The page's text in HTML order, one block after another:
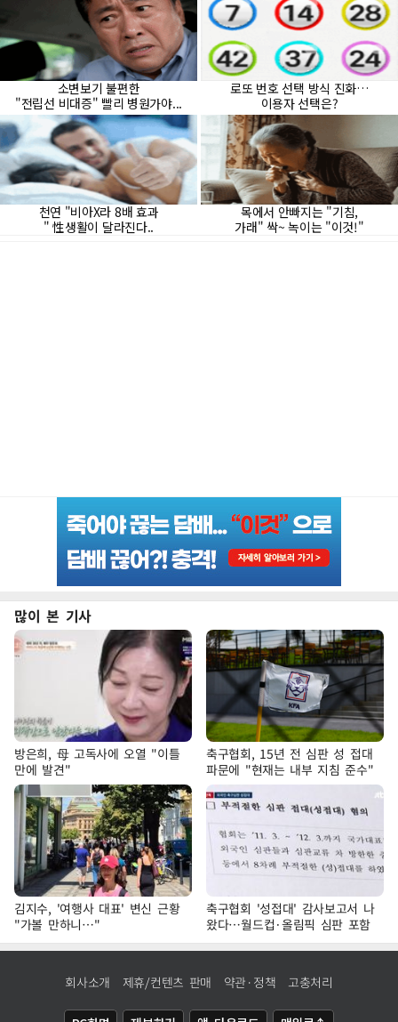
많이 본 기사
방은희, 母 고독사에 오열 "이틀
만에 발견"
축구협회, 15년 전 심판 성 접대
파문에 "현재는 내부 지침 준수"
김지수, '여행사 대표' 변신 근황
"가볼 만하니…"
축구협회 '성접대' 감사보고서 나
왔다…월드컵·올림픽 심판 포함
회사소개 제휴/컨텐츠 판매 약관·정책 고충처리